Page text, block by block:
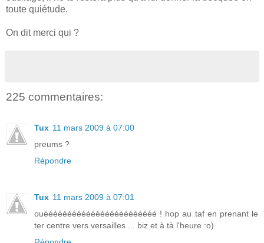
toute quiétude.
On dit merci qui ?
225 commentaires:
Tux 11 mars 2009 à 07:00
preums ?
Répondre
Tux 11 mars 2009 à 07:01
ouéééééééééééééééééééééééé ! hop au taf en prenant le
ter centre vers versailles ... biz et à tà l'heure :o)